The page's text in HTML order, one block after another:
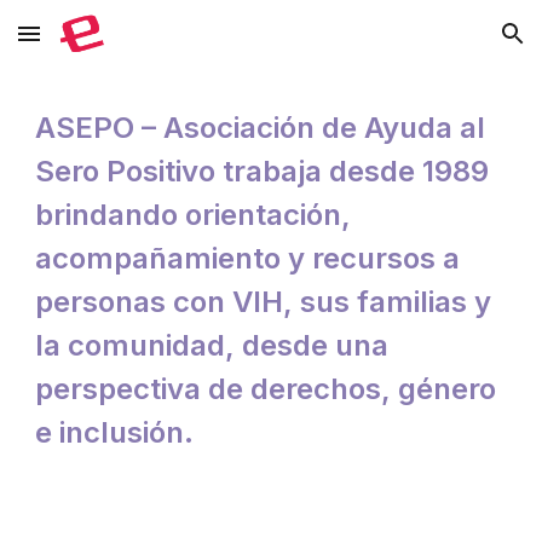
Skip to main content Skip to navigation
ASEPO – Asociación de Ayuda al
Sero Positivo trabaja desde 1989
brindando orientación,
acompañamiento y recursos a
personas con VIH, sus familias y
la comunidad, desde una
perspectiva de derechos, género
e inclusión.